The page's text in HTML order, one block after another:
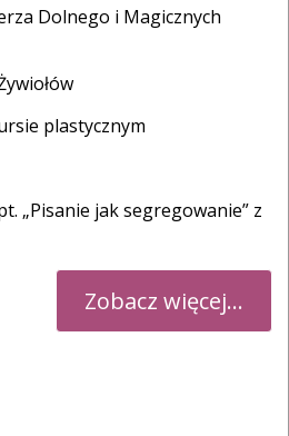
Dolnego i Magicznych
plastycznym
„Pisanie jak segregowanie” z
Zobacz więcej...